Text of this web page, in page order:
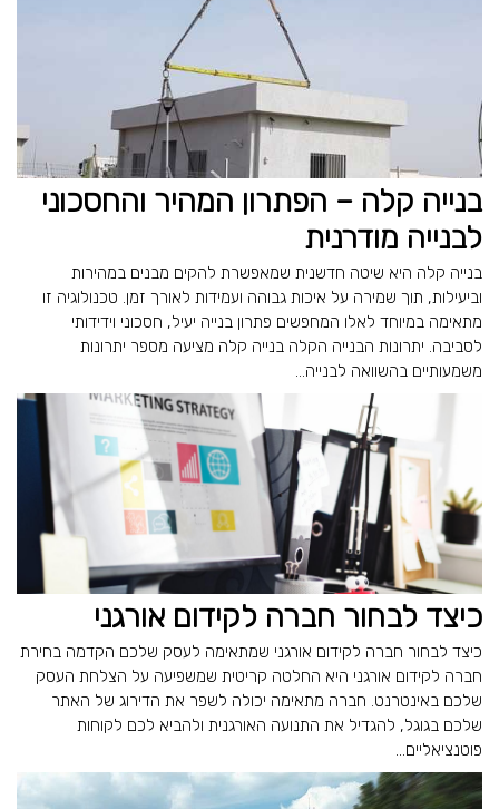
בנייה קלה – הפתרון המהיר והחסכוני
לבנייה מודרנית
בנייה קלה היא שיטה חדשנית שמאפשרת להקים מבנים במהירות
וביעילות, תוך שמירה על איכות גבוהה ועמידות לאורך זמן. טכנולוגיה זו
מתאימה במיוחד לאלו המחפשים פתרון בנייה יעיל, חסכוני וידידותי
לסביבה. יתרונות הבנייה הקלה בנייה קלה מציעה מספר יתרונות
משמעותיים בהשוואה לבנייה...
כיצד לבחור חברה לקידום אורגני
כיצד לבחור חברה לקידום אורגני שמתאימה לעסק שלכם הקדמה בחירת
חברה לקידום אורגני היא החלטה קריטית שמשפיעה על הצלחת העסק
שלכם באינטרנט. חברה מתאימה יכולה לשפר את הדירוג של האתר
שלכם בגוגל, להגדיל את התנועה האורגנית ולהביא לכם לקוחות
פוטנציאליים...